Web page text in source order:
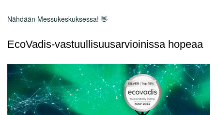
Nähdään Messukeskuksessa! 👋
EcoVadis-vastuullisuusarvioinissa hopeaa